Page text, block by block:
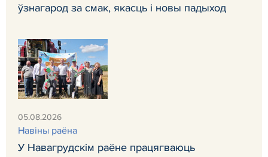
ўзнагарод за смак, якасць і новы падыход
05.08.2026
Навiны раёна
У Навагрудскім раёне працягваюць